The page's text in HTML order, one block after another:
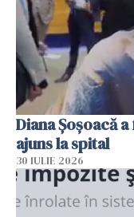
Diana Șoșoacă
ajuns la spital
30 IULIE 2026